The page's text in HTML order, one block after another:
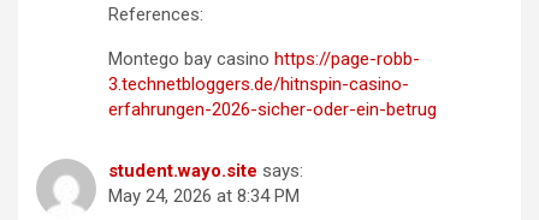
References:
Montego bay casino https://page-robb-
3.technetbloggers.de/hitnspin-casino-
erfahrungen-2026-sicher-oder-ein-betrug
student.wayo.site says:
May 24, 2026 at 8:34 PM